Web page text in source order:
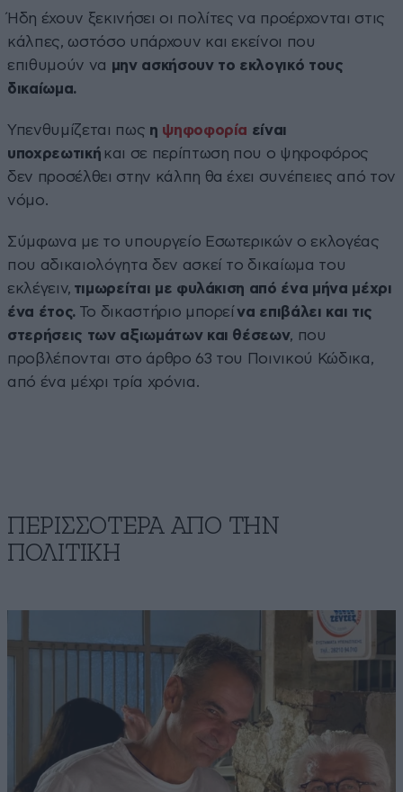
Ήδη έχουν ξεκινήσει οι πολίτες να προέρχονται στις
κάλπες, ωστόσο υπάρχουν και εκείνοι που
επιθυμούν να μην ασκήσουν το εκλογικό τους
δικαίωμα.
Υπενθυμίζεται πως η ψηφοφορία είναι
υποχρεωτική και σε περίπτωση που ο ψηφοφόρος
δεν προσέλθει στην κάλπη θα έχει συνέπειες από τον
νόμο.
Σύμφωνα με το υπουργείο Εσωτερικών ο εκλογέας
που αδικαιολόγητα δεν ασκεί το δικαίωμα του
εκλέγειν, τιμωρείται με φυλάκιση από ένα μήνα μέχρι
ένα έτος. Το δικαστήριο μπορείνα επιβάλει και τις
στερήσεις των αξιωμάτων και θέσεων, που
προβλέπονται στο άρθρο 63 του Ποινικού Κώδικα,
από ένα μέχρι τρία χρόνια.
ΠΕΡΙΣΣΟΤΕΡΑ ΑΠΟ ΤΗΝ
ΠΟΛΙΤΙΚΗ